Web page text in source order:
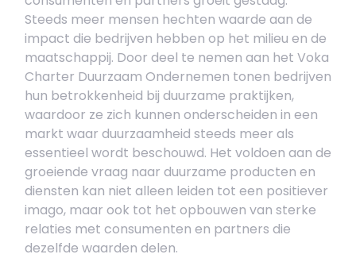
Steeds meer mensen hechten waarde aan de
impact die bedrijven hebben op het milieu en de
maatschappij. Door deel te nemen aan het Voka
Charter Duurzaam Ondernemen tonen bedrijven
hun betrokkenheid bij duurzame praktijken,
waardoor ze zich kunnen onderscheiden in een
markt waar duurzaamheid steeds meer als
essentieel wordt beschouwd. Het voldoen aan de
groeiende vraag naar duurzame producten en
diensten kan niet alleen leiden tot een positiever
imago, maar ook tot het opbouwen van sterke
relaties met consumenten en partners die
dezelfde waarden delen.